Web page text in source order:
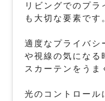
リビングでのプラ
も大切な要素です
適度なプライバシ
や視線の気になる
スカーテンをうま
光のコントロール